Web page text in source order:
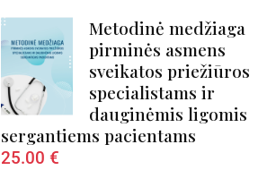
Metodinė medžiaga
pirminės asmens
sveikatos priežiūros
specialistams ir
dauginėmis ligomis
sergantiems pacientams
25.00 €